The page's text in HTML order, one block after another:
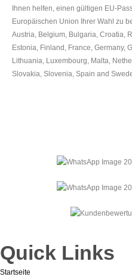
Ihnen helfen, einen gültigen EU-
Europäischen Union Ihrer Wahl zu
Austria, Belgium, Bulgaria, Croatia,
Estonia, Finland, France, Germany,
Lithuania, Luxembourg, Malta,
Slovakia, Slovenia, Spain and
Quick Links
Startseite